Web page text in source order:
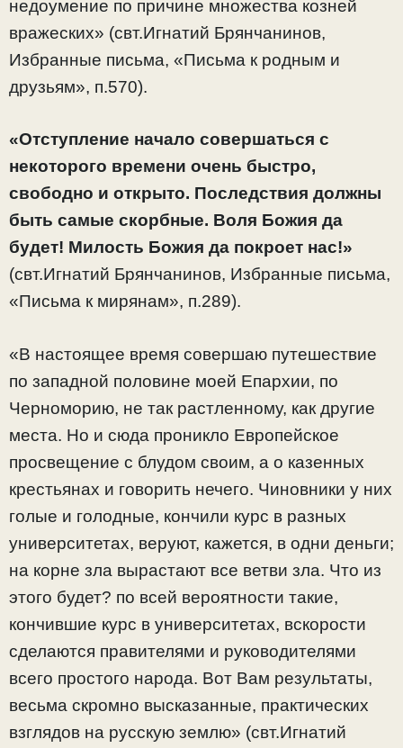
недоумение по причине множества козней
вражеских» (свт.Игнатий Брянчанинов,
Избранные письма, «Письма к родным и
друзьям», п.570).
«Отступление начало совершаться с
некоторого времени очень быстро,
свободно и открыто. Последствия должны
быть самые скорбные. Воля Божия да
будет! Милость Божия да покроет нас!»
(свт.Игнатий Брянчанинов, Избранные письма,
«Письма к мирянам», п.289).
«В настоящее время совершаю путешествие
по западной половине моей Епархии, по
Черноморию, не так растленному, как другие
места. Но и сюда проникло Европейское
просвещение с блудом своим, а о казенных
крестьянах и говорить нечего. Чиновники у них
голые и голодные, кончили курс в разных
университетах, веруют, кажется, в одни деньги;
на корне зла вырастают все ветви зла. Что из
этого будет? по всей вероятности такие,
кончившие курс в университетах, вскорости
сделаются правителями и руководителями
всего простого народа. Вот Вам результаты,
весьма скромно высказанные, практических
взглядов на русскую землю» (свт.Игнатий